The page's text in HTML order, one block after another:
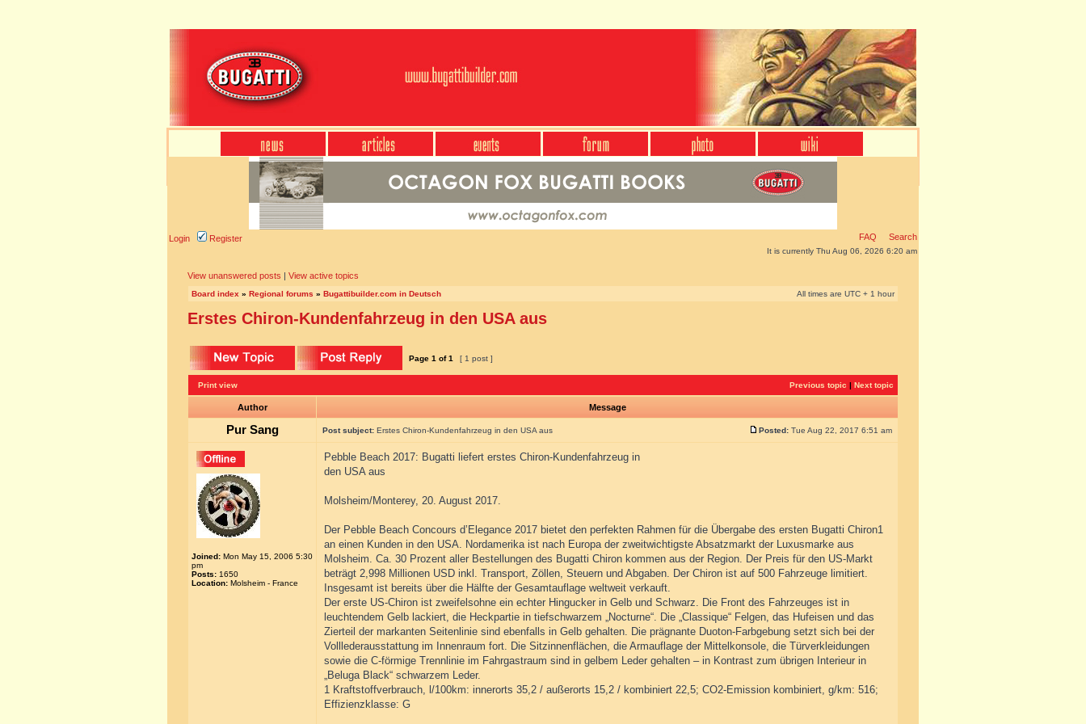
Login Register FAQ Search
It is currently Thu Aug 06, 2026 6:20 am
View unanswered posts | View active topics
Board index » Regional forums » Bugattibuilder.com in Deutsch All times are UTC + 1 hour
Erstes Chiron-Kundenfahrzeug in den USA aus
Page 1 of1 [ 1 post ]
Print view Previous topic | Next topic
Author Message
Pur Sang Post subject: Erstes Chiron-Kundenfahrzeug in den USA aus Posted: Tue Aug 22, 2017 6:51 am
Joined: Mon May 15, 2006 5:30
pm
Posts: 1650
Location: Molsheim - France
Pebble Beach 2017: Bugatti liefert erstes Chiron-Kundenfahrzeug in
den USA aus
Molsheim/Monterey, 20. August 2017.
Der Pebble Beach Concours d’Elegance 2017 bietet den perfekten Rahmen für die Übergabe des ersten Bugatti Chiron1
an einen Kunden in den USA. Nordamerika ist nach Europa der zweitwichtigste Absatzmarkt der Luxusmarke aus
Molsheim. Ca. 30 Prozent aller Bestellungen des Bugatti Chiron kommen aus der Region. Der Preis für den US-Markt
beträgt 2,998 Millionen USD inkl. Transport, Zöllen, Steuern und Abgaben. Der Chiron ist auf 500 Fahrzeuge limitiert.
Insgesamt ist bereits über die Hälfte der Gesamtauflage weltweit verkauft.
Der erste US-Chiron ist zweifelsohne ein echter Hingucker in Gelb und Schwarz. Die Front des Fahrzeuges ist in
leuchtendem Gelb lackiert, die Heckpartie in tiefschwarzem „Nocturne“. Die „Classique“ Felgen, das Hufeisen und das
Zierteil der markanten Seitenlinie sind ebenfalls in Gelb gehalten. Die prägnante Duoton-Farbgebung setzt sich bei der
Volllederausstattung im Innenraum fort. Die Sitzinnenflächen, die Armauflage der Mittelkonsole, die Türverkleidungen
sowie die C-förmige Trennlinie im Fahrgastraum sind in gelbem Leder gehalten – in Kontrast zum übrigen Interieur in
„Beluga Black“ schwarzem Leder.
1 Kraftstoffverbrauch, l/100km: innerorts 35,2 / außerorts 15,2 / kombiniert 22,5; CO2-Emission kombiniert, g/km: 516;
Effizienzklasse: G